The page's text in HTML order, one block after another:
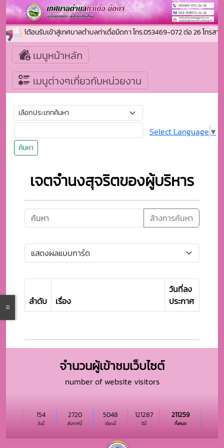
ยินดีต้อนรับเข้าสู่เทศบาลตำบลท่าเดื่อมืดกา โทร.053469-072 ต่อ 26 โทรสา
เมนูหน้าหลัก
เมนูต่างๆเกี่ยวกับหน่วยงาน
ค้นหา
Select Language ▼
เจตจํานงสุจริตของผู้บริหาร
ล้างการค้นหา
ลำดับ เรื่อง
วันที่ลง
ประกาศ
จำนวนผู้เข้าชมเว็บไซต์
number of website visitors
วันนี้
154
สัปดาห์นี้
2720
เดือนนี้
5048
ปีนี้
121287
ทั้งหมด
211259